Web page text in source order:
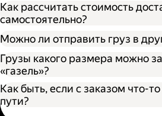
Как рассчитать стоимость
самостоятельно?
Можно ли отправить груз в
Грузы какого размера можно
«газель»?
Как быть, если с заказом что-
пути?